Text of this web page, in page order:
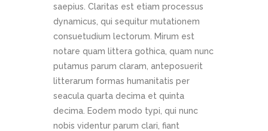
saepius. Claritas est etiam processus
dynamicus, qui sequitur mutationem
consuetudium lectorum. Mirum est
notare quam littera gothica, quam nunc
putamus parum claram, anteposuerit
litterarum formas humanitatis per
seacula quarta decima et quinta
decima. Eodem modo typi, qui nunc
nobis videntur parum clari, fiant